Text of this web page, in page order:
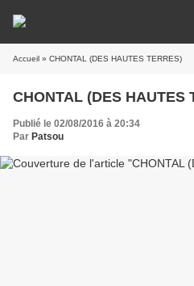
Accueil » CHONTAL (DES HAUTES TERRES)
CHONTAL (DES HAUTES
Publié le 02/08/2016 à 20:34
Par Patsou